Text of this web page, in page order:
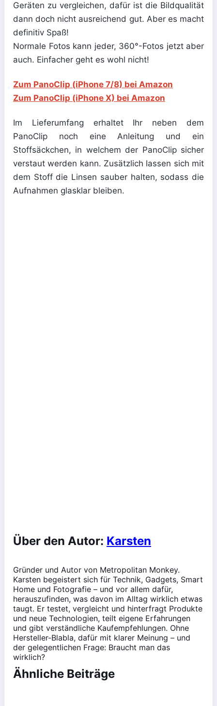
Geräten zu vergleichen, dafür ist die Bildqualität
dann doch nicht ausreichend gut. Aber es macht
definitiv Spaß!
Normale Fotos kann jeder, 360°-Fotos jetzt aber
auch. Einfacher geht es wohl nicht!
Zum PanoClip (iPhone 7/8) bei Amazon
Zum PanoClip (iPhone X) bei Amazon
Im Lieferumfang erhaltet Ihr neben dem
PanoClip noch eine Anleitung und ein
Stoffsäckchen, in welchem der PanoClip sicher
verstaut werden kann. Zusätzlich lassen sich mit
dem Stoff die Linsen sauber halten, sodass die
Aufnahmen glasklar bleiben.
Über den Autor: Karsten
Gründer und Autor von Metropolitan Monkey.
Karsten begeistert sich für Technik, Gadgets, Smart
Home und Fotografie – und vor allem dafür,
herauszufinden, was davon im Alltag wirklich etwas
taugt. Er testet, vergleicht und hinterfragt Produkte
und neue Technologien, teilt eigene Erfahrungen
und gibt verständliche Kaufempfehlungen. Ohne
Hersteller-Blabla, dafür mit klarer Meinung – und
der gelegentlichen Frage: Braucht man das
wirklich?
Ähnliche Beiträge